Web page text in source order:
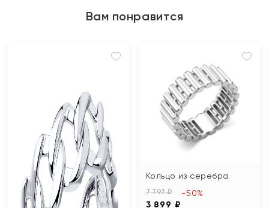
Вам понравится
Кольцо из серебра
7 797 ₽
3 899 ₽
-50%